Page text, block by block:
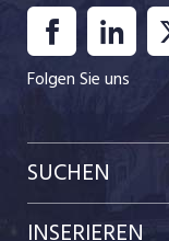
Folgen Sie uns
SUCHEN
Kanton Luzern